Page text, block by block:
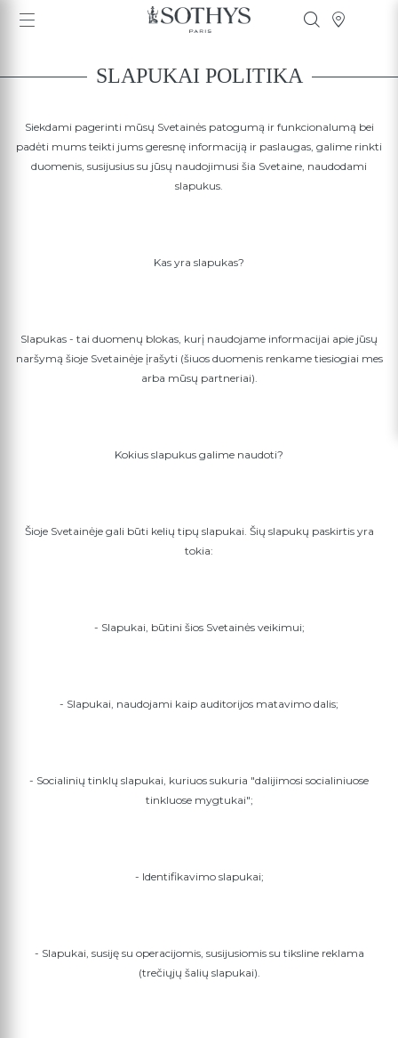
SLAPUKAI POLITIKA
Siekdami pagerinti mūsų Svetainės patogumą ir funkcionalumą bei
padėti mums teikti jums geresnę informaciją ir paslaugas, galime rinkti
duomenis, susijusius su jūsų naudojimusi šia Svetaine, naudodami
slapukus.
Kas yra slapukas?
Slapukas - tai duomenų blokas, kurį naudojame informacijai apie jūsų
naršymą šioje Svetainėje įrašyti (šiuos duomenis renkame tiesiogiai mes
arba mūsų partneriai).
Kokius slapukus galime naudoti?
Šioje Svetainėje gali būti kelių tipų slapukai. Šių slapukų paskirtis yra
tokia:
- Slapukai, būtini šios Svetainės veikimui;
- Slapukai, naudojami kaip auditorijos matavimo dalis;
- Socialinių tinklų slapukai, kuriuos sukuria "dalijimosi socialiniuose
tinkluose mygtukai";
- Identifikavimo slapukai;
- Slapukai, susiję su operacijomis, susijusiomis su tiksline reklama
(trečiųjų šalių slapukai).